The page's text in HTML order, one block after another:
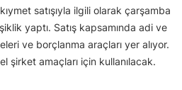
satışıyla ilgili olarak çarşamba
yaptı. Satış kapsamında adi ve
ve borçlanma araçları yer alıyor.
şirket amaçları için kullanılacak.